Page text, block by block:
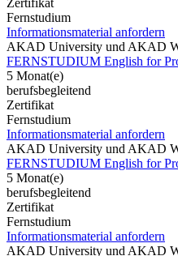
Zertifikat
Fernstudium
Informationsmaterial anfordern
AKAD University und AKAD
FERNSTUDIUM English for
5 Monat(e)
berufsbegleitend
Zertifikat
Fernstudium
Informationsmaterial anfordern
AKAD University und AKAD
FERNSTUDIUM English for
5 Monat(e)
berufsbegleitend
Zertifikat
Fernstudium
Informationsmaterial anfordern
AKAD University und AKAD